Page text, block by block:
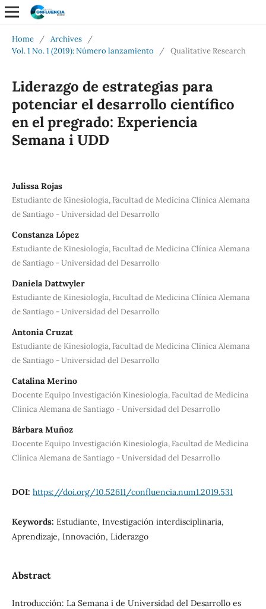
Home / Archives
/
Vol. 1 No. 1 (2019): Número lanzamiento
/ Qualitative Research
Liderazgo de estrategias para
potenciar el desarrollo científico
en el pregrado: Experiencia
Semana i UDD
Julissa Rojas
Estudiante de Kinesiología, Facultad de Medicina Clínica Alemana
de Santiago - Universidad del Desarrollo
Constanza López
Estudiante de Kinesiología, Facultad de Medicina Clínica Alemana
de Santiago - Universidad del Desarrollo
Daniela Dattwyler
Estudiante de Kinesiología, Facultad de Medicina Clínica Alemana
de Santiago - Universidad del Desarrollo
Antonia Cruzat
Estudiante de Kinesiología, Facultad de Medicina Clínica Alemana
de Santiago - Universidad del Desarrollo
Catalina Merino
Docente Equipo Investigación Kinesiología, Facultad de Medicina
Clínica Alemana de Santiago - Universidad del Desarrollo
Bárbara Muñoz
Docente Equipo Investigación Kinesiología, Facultad de Medicina
Clínica Alemana de Santiago - Universidad del Desarrollo
DOI: https://doi.org/10.52611/confluencia.num1.2019.531
Keywords: Estudiante, Investigación interdisciplinaria,
Aprendizaje, Innovación, Liderazgo
Abstract
Introducción: La Semana i de Universidad del Desarrollo es